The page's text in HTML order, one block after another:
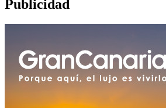
Publicidad